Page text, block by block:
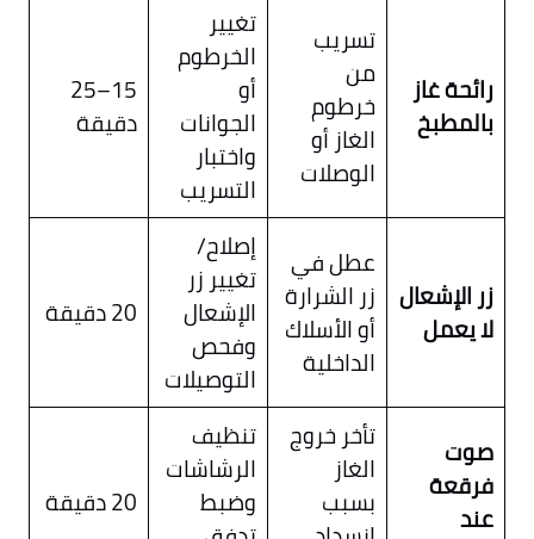
رائحة غاز
بالمطبخ
تسريب
من
خرطوم
الغاز أو
الوصلات
تغيير
الخرطوم
أو
الجوانات
واختبار
التسريب
15–25
دقيقة
زر الإشعال
لا يعمل
عطل في
زر الشرارة
أو الأسلاك
الداخلية
إصلاح/
تغيير زر
الإشعال
وفحص
التوصيلات
20 دقيقة
صوت
فرقعة
عند
تأخر خروج
الغاز
بسبب
تنظيف
الرشاشات
وضبط 20 دقيقة